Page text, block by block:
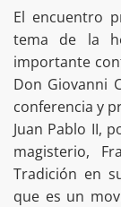
El encuentro
tema de la
importante
Don Giovanni
conferencia y
Juan Pablo II,
magisterio,
Tradición en
que es un